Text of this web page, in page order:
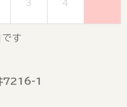
3 4
です
7216-1